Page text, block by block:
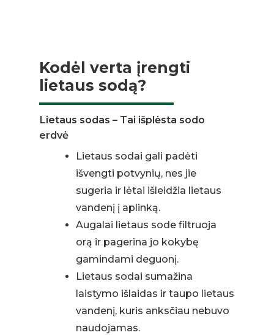
Kodėl verta įrengti
lietaus sodą?
Lietaus sodas – Tai išplėsta sodo
erdvė
Lietaus sodai gali padėti
išvengti potvynių, nes jie
sugeria ir lėtai išleidžia lietaus
vandenį į aplinką.
Augalai lietaus sode filtruoja
orą ir pagerina jo kokybę
gamindami deguonį.
Lietaus sodai sumažina
laistymo išlaidas ir taupo lietaus
vandenį, kuris anksčiau nebuvo
naudojamas.